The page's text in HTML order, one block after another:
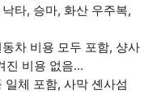
타, 승마, 화산 우주복,
차 비용 모두 포함, 샹사
진 비용 없음...
체 포함, 사막 셴사섬